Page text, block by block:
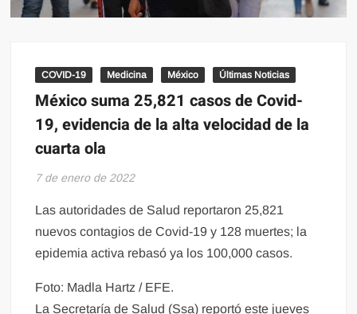
COVID-19 Medicina México Últimas Noticias
México suma 25,821 casos de Covid-
19, evidencia de la alta velocidad de la
cuarta ola
7 de enero de 2022
Las autoridades de Salud reportaron 25,821
nuevos contagios de Covid-19 y 128 muertes; la
epidemia activa rebasó ya los 100,000 casos.
Foto: Madla Hartz / EFE.
La Secretaría de Salud (Ssa) reportó este jueves